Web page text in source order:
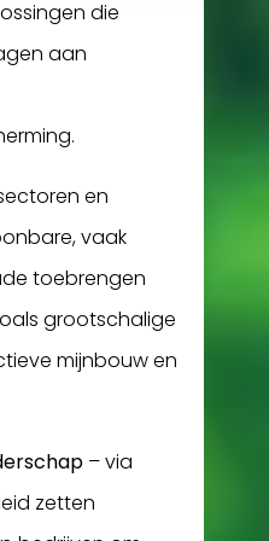
die
aan
en
vaak
toebrengen
grootschalige
mijnbouw en
– via
zetten